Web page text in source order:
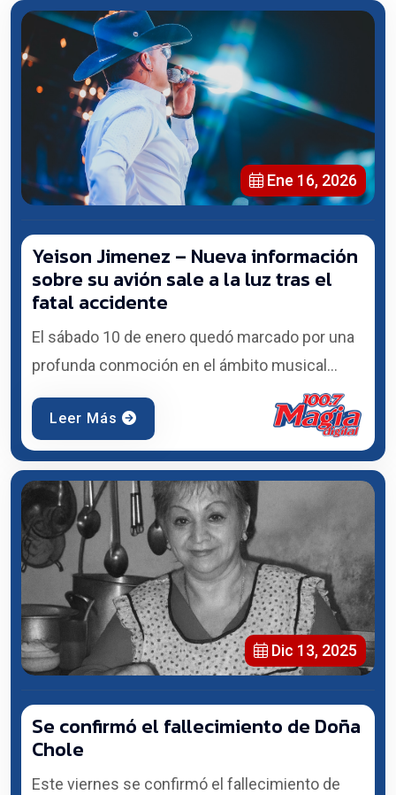
Ene 16, 2026
Yeison Jimenez – Nueva información
sobre su avión sale a la luz tras el
fatal accidente
El sábado 10 de enero quedó marcado por una
profunda conmoción en el ámbito musical...
Leer Más
Dic 13, 2025
Se confirmó el fallecimiento de Doña
Chole
Este viernes se confirmó el fallecimiento de